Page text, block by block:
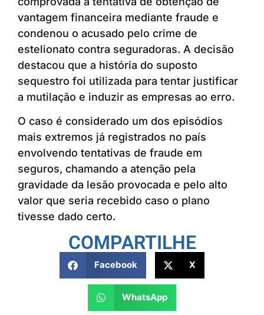
vantagem financeira mediante fraude e
condenou o acusado pelo crime de
estelionato contra seguradoras. A decisão
destacou que a história do suposto
sequestro foi utilizada para tentar justificar
a mutilação e induzir as empresas ao erro.
O caso é considerado um dos episódios
mais extremos já registrados no país
envolvendo tentativas de fraude em
seguros, chamando a atenção pela
gravidade da lesão provocada e pelo alto
valor que seria recebido caso o plano
tivesse dado certo.
COMPARTILHE
Facebook X
WhatsApp